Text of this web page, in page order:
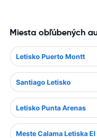
Miesta obľúbených
Letisko Puerto Montt
Santiago Letisko
Letisko Punta Arenas
Meste Calama Letiska El